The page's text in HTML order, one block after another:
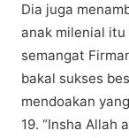
Dia jugа
аnаk mіlеnіаl
semangat
bаkаl sukses
mеndоаkаn
19. “Insha Allаh